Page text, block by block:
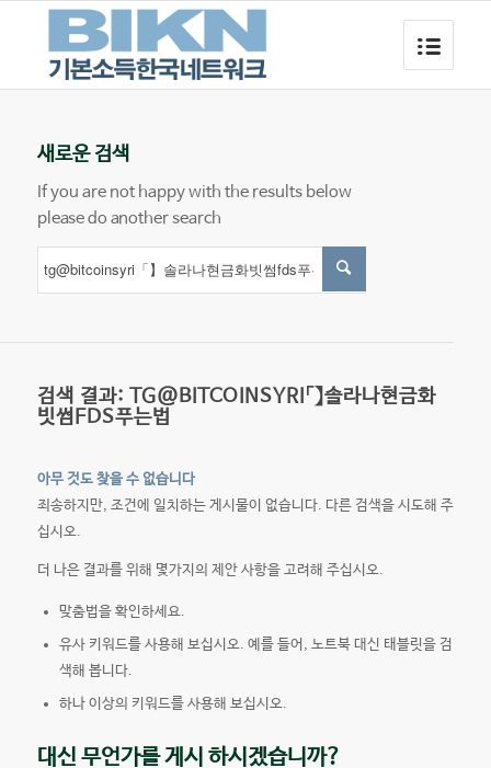
새로운 검색
If you are not happy with the results below
please do another search
검색 결과: TG@BITCOINSYRI「】솔라나현금화
빗썸FDS푸는법
아무 것도 찾을 수 없습니다
죄송하지만, 조건에 일치하는 게시물이 없습니다. 다른 검색을 시도해 주
십시오.
더 나은 결과를 위해 몇가지의 제안 사항을 고려해 주십시오.
맞춤법을 확인하세요.
유사 키워드를 사용해 보십시오. 예를 들어, 노트북 대신 태블릿을 검
색해 봅니다.
하나 이상의 키워드를 사용해 보십시오.
대신 무언가를 게시 하시겠습니까?